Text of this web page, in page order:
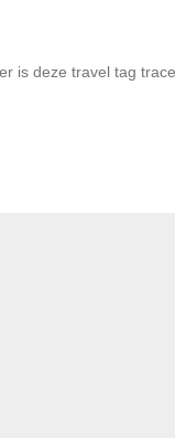
is deze travel tag